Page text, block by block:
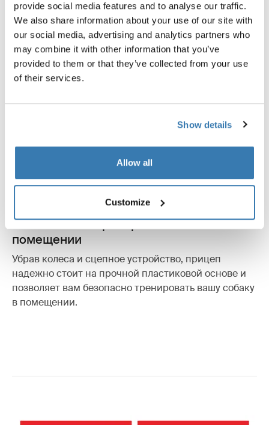
provide social media features and to analyse our traffic.
We also share information about your use of our site with
our social media, advertising and analytics partners who
may combine it with other information that you’ve
provided to them or that they’ve collected from your use
of their services.
Show details
Allow all
Customize
Возможность тренироваться в
помещении
Убрав колеса и сцепное устройство, прицеп
надежно стоит на прочной пластиковой основе и
позволяет вам безопасно тренировать вашу собаку
в помещении.